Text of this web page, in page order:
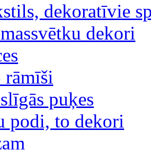
dekoratīvie
dekori
puķes
podi, to dekori